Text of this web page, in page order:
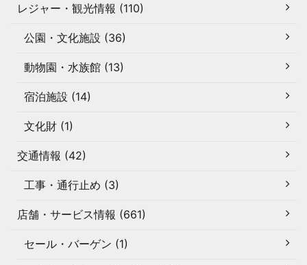
レジャー・観光情報 (110)
公園・文化施設 (36)
動物園・水族館 (13)
宿泊施設 (14)
文化財 (1)
交通情報 (42)
工事・通行止め (3)
店舗・サービス情報 (661)
セール・バーゲン (1)